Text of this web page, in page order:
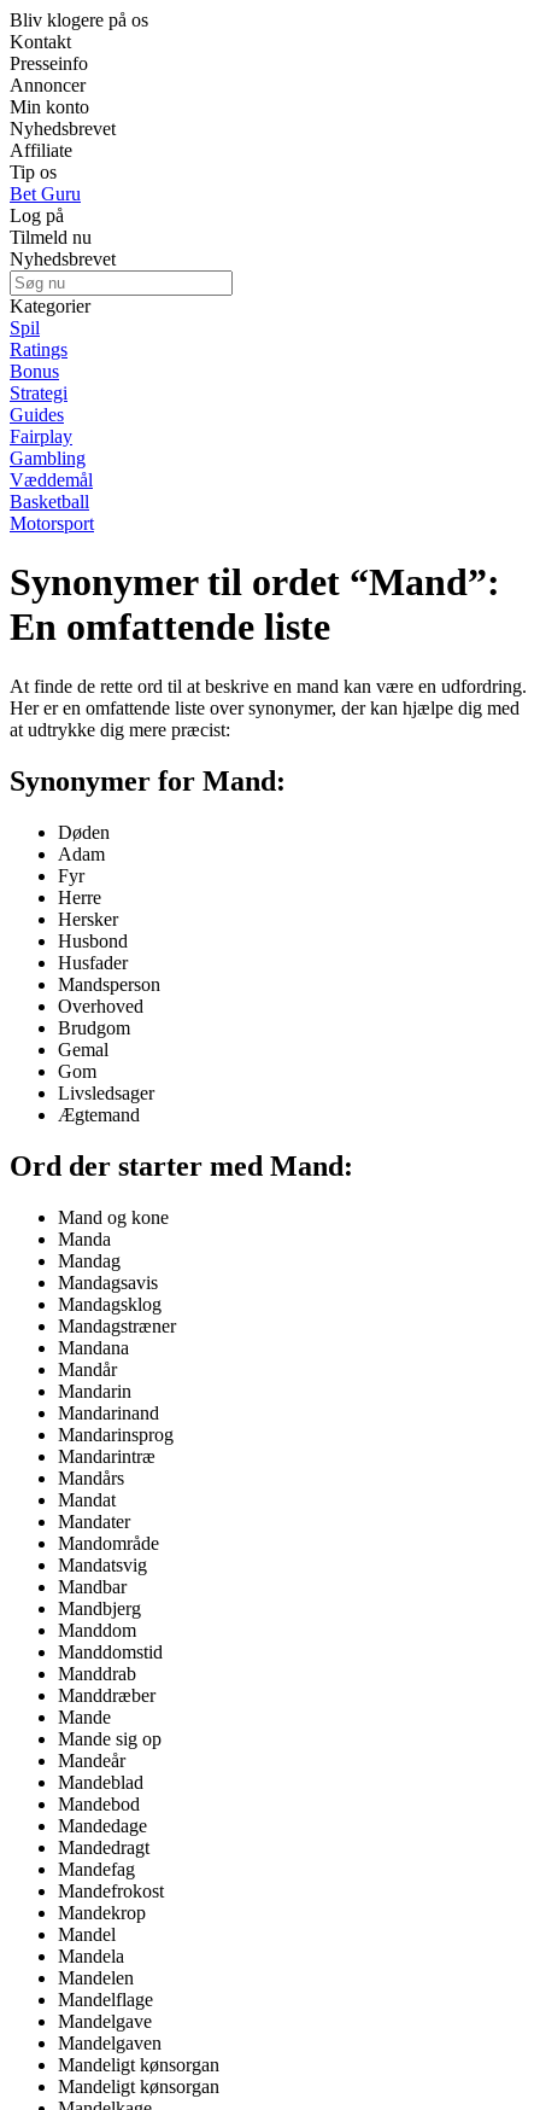
Bliv klogere på os
Kontakt
Presseinfo
Annoncer
Min konto
Nyhedsbrevet
Affiliate
Tip os
Bet Guru
Log på
Tilmeld nu
Nyhedsbrevet
Kategorier
Spil
Ratings
Bonus
Strategi
Guides
Fairplay
Gambling
Væddemål
Basketball
Motorsport
Synonymer til ordet “Mand”:
En omfattende liste
At finde de rette ord til at beskrive en mand kan være en udfordring.
Her er en omfattende liste over synonymer, der kan hjælpe dig med
at udtrykke dig mere præcist:
Synonymer for Mand:
Døden
Adam
Fyr
Herre
Hersker
Husbond
Husfader
Mandsperson
Overhoved
Brudgom
Gemal
Gom
Livsledsager
Ægtemand
Ord der starter med Mand:
Mand og kone
Manda
Mandag
Mandagsavis
Mandagsklog
Mandagstræner
Mandana
Mandår
Mandarin
Mandarinand
Mandarinsprog
Mandarintræ
Mandårs
Mandat
Mandater
Mandområde
Mandatsvig
Mandbar
Mandbjerg
Manddom
Manddomstid
Manddrab
Manddræber
Mande
Mande sig op
Mandeår
Mandeblad
Mandebod
Mandedage
Mandedragt
Mandefag
Mandefrokost
Mandekrop
Mandel
Mandela
Mandelen
Mandelflage
Mandelgave
Mandelgaven
Mandeligt kønsorgan
Mandeligt kønsorgan